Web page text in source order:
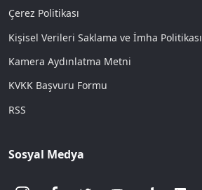
Çerez Politikası
Kişisel Verileri Saklama ve İmha Politikası
Kamera Aydınlatma Metni
KVKK Başvuru Formu
RSS
Sosyal Medya